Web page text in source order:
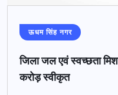
ऊधम सिंह नगर
जिला जल एवं स्वच्छता
करोड़ स्वीकृत